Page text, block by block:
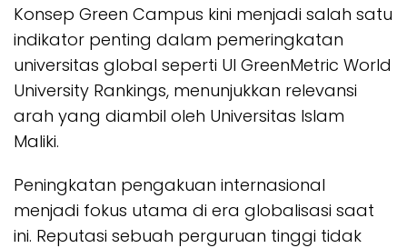
Konsep Green Campus kini menjadi salah satu
indikator penting dalam pemeringkatan
universitas global seperti UI GreenMetric World
University Rankings, menunjukkan relevansi
arah yang diambil oleh Universitas Islam
Maliki.
Peningkatan pengakuan internasional
menjadi fokus utama di era globalisasi saat
ini. Reputasi sebuah perguruan tinggi tidak